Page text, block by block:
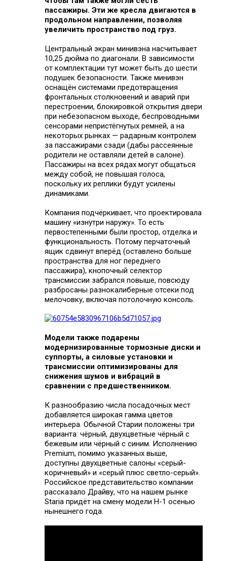
пассажиры. Эти же кресла двигаются в
продольном направлении, позволяя
увеличить пространство под груз.
Центральный экран минивэна насчитывает
10,25 дюйма по диагонали. В зависимости
от комплектации тут может быть до шести
подушек безопасности. Также минивэн
оснащён системами предотвращения
фронтальных столкновений и аварий при
перестроении, блокировкой открытия двери
при небезопасном выходе, беспроводными
сенсорами непристёгнутых ремней, а на
некоторых рынках — радарным контролем
за пассажирами сзади (дабы рассеянные
родители не оставляли детей в салоне).
Пассажиры на всех рядах могут общаться
между собой, не повышая голоса,
поскольку их реплики будут усилены
динамиками.
Компания подчёркивает, что проектировала
машину «изнутри наружу». То есть
первостепенными были простор, отделка и
функциональность. Потому перчаточный
ящик сдвинут вперёд (оставлено больше
пространства для ног переднего
пассажира), кнопочный селектор
трансмиссии забрался повыше, повсюду
разбросаны разнокалиберные отсеки под
мелочовку, включая потолочную консоль.
Модели также подарены
модернизированные тормозные диски и
суппорты, а силовые установки и
трансмиссии оптимизированы для
снижения шумов и вибраций в
сравнении с предшественником.
К разнообразию числа посадочных мест
добавляется широкая гамма цветов
интерьера. Обычной Старии положены три
варианта: чёрный, двухцветные чёрный с
бежевым или чёрный с синим. Исполнению
Premium, помимо указанных выше,
доступны двухцветные салоны «серый-
коричневый» и «серый плюс светло-серый».
Российское представительство компании
рассказало Драйву, что на нашем рынке
Staria придёт на смену модели H-1 осенью
нынешнего года.